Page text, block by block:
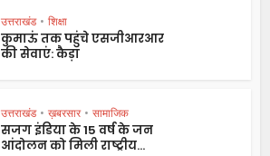
उत्तराखंड • शिक्षा
कुमाऊं तक पहुंचे एसजीआरआर
की सेवाएं: कैड़ा
उत्तराखंड • ख़बरसार • सामाजिक
सजग इंडिया के 15 वर्ष के जन
आंदोलन को मिली राष्ट्रीय...